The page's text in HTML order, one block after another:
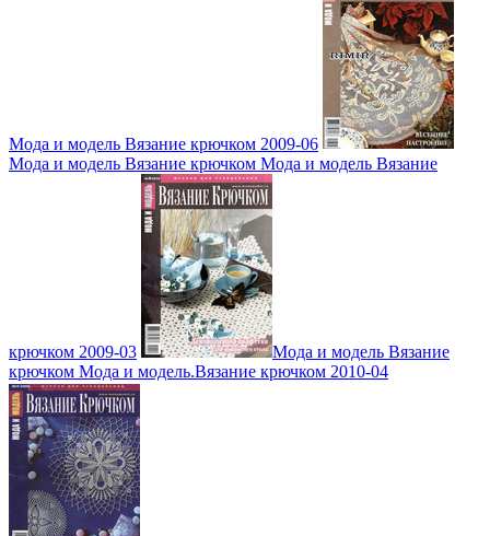
Мода и модель Вязание крючком 2009-06
Мода и модель Вязание крючком Мода и модель Вязание
крючком 2009-03
Мода и модель Вязание
крючком Мода и модель.Вязание крючком 2010-04